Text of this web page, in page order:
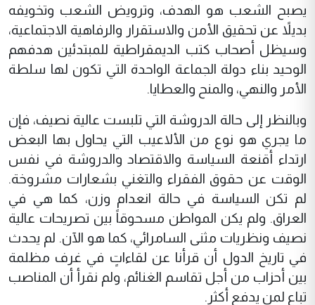
يصبح الشعب هو الهدف، وترويض الشعب وتخويفه
بديلاً عن تحقيق الأمن والاستقرار والرفاهية الاجتماعية،
وسيظل أصحاب كتب الديمقراطية للمبتدئين هدفهم
الوحيد بناء دولة الجماعة الواحدة التي تكون لها سلطة
الأمر والنهي، والمنح والعطايا.
وبالنظر إلى حالة الدروشة التي تلبست عالية نصيف، فإن
ما يجري هو نوع من الألاعيب التي يحاول بها البعض
ارتداء أقنعة السياسة والاقتصاد والدروشة في نفس
الوقت عن حقوق الفقراء والتغني بشعارات مشروخة.
لم تكن السياسة في حالة انعدام وزن، كما هي في
العراق. ولم يكن المواطن مسحوقاً بين تصريحات عالية
نصيف ونظريات مثنى السامرائي، كما هو الآن. لم يحدث
في تاريخ الدول أن قرأنا عن لقاءاتٍ في غرف مظلمة
بين أحزاب من أجل تقاسم الغنائم، ولم نقرأ أن المناصب
تباع لمن يدفع أكثر.